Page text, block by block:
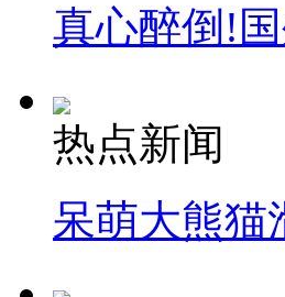
真心醉倒!
热点新闻
呆萌大熊猫